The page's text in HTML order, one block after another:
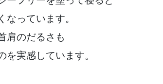
なっています。
肩のだるさも
を実感しています。